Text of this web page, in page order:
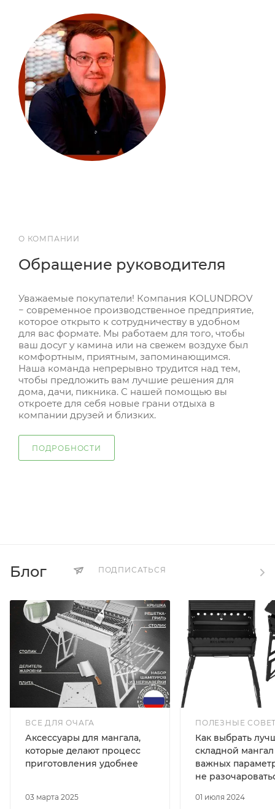
О КОМПАНИИ
Обращение руководителя
Уважаемые покупатели! Компания KOLUNDROV
− современное производственное предприятие,
которое открыто к сотрудничеству в удобном
для вас формате. Мы работаем для того, чтобы
ваш досуг у камина или на свежем воздухе был
комфортным, приятным, запоминающимся.
Наша команда непрерывно трудится над тем,
чтобы предложить вам лучшие решения для
дома, дачи, пикника. С нашей помощью вы
откроете для себя новые грани отдыха в
компании друзей и близких.
ПОДРОБНОСТИ
Блог ПОДПИСАТЬСЯ
ВСЕ ДЛЯ ОЧАГА
03 марта 2025
Аксессуары для мангала,
которые делают процесс
приготовления удобнее
ПОЛЕЗНЫЕ
01 июля 2024
Как выбрать
складной мангал
важных
не